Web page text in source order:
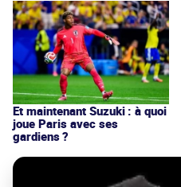
Et maintenant Suzuki : à quoi
joue Paris avec ses
gardiens ?